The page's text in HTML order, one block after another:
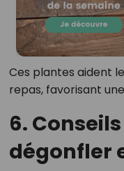
Ces plantes aident
repas, favorisant
6.
dégonfler